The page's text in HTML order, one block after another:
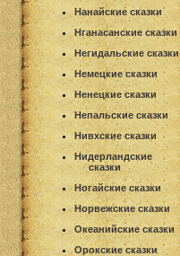
Нанайские сказки
Нганасанские сказки
Негидальские сказки
Немецкие сказки
Ненецкие сказки
Непальские сказки
Нивхские сказки
Нидерландские
сказки
Ногайские сказки
Норвежские сказки
Океанийские сказки
Орокские сказки